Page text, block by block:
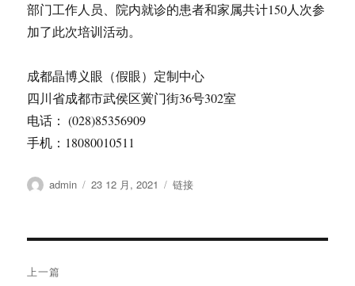
部门工作人员、院内就诊的患者和家属共计150人次参
加了此次培训活动。
成都晶博义眼（假眼）定制中心
四川省成都市武侯区黉门街36号302室
电话： (028)85356909
手机：18080010511
作
admin
发
23 12 月, 2021
格
链接
上一篇